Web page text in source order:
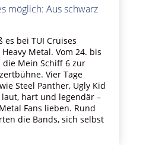
möglich: Aus schwarz
bei TUI Cruises
Metal. Vom 24. bis
Mein Schiff 6 zur
Vier Tage
Steel Panther, Ugly Kid
hart und legendär –
Fans lieben. Rund
die Bands, sich selbst